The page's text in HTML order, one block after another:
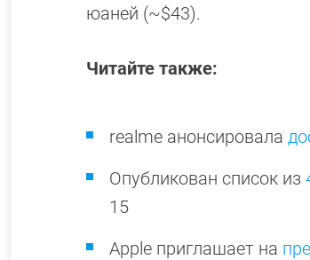
юаней (~$43).
Читайте также:
realme анонсировала
Опубликован список из
15
Apple приглашает на